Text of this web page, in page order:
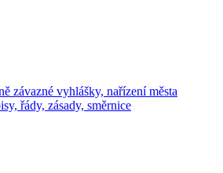
závazné vyhlášky, nařízení města
řády, zásady, směrnice